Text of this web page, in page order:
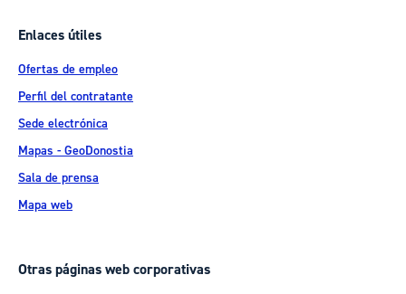
Enlaces útiles
Ofertas de empleo
Perfil del contratante
Sede electrónica
Mapas - GeoDonostia
Sala de prensa
Mapa web
Otras páginas web corporativas